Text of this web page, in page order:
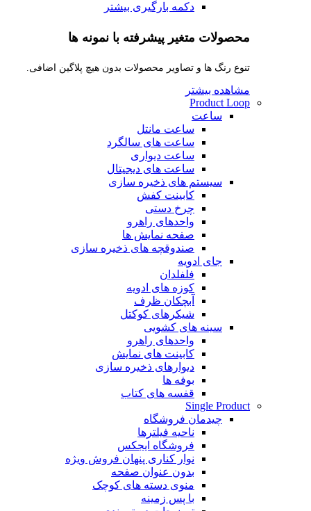
دکمه بارگیری بیشتر
محصولات متغیر پیشرفته با نمونه ها
تنوع رنگ ها و تصاویر محصولات بدون هیچ پلاگین اضافی.
مشاهده بیشتر
Product Loop
ساعت
ساعت مانتل
ساعت های سالگرد
ساعت دیواری
ساعت های دیجیتال
سیستم های ذخیره سازی
کابینت کفش
چرخ دستی
واحدهای راهرو
صفحه نمایش ها
صندوقچه های ذخیره سازی
جای ادویه
فلفلدان
کوزه های ادویه
آبچکان ظرف
شیکرهای کوکتل
سینه های کشویی
واحدهای راهرو
کابینت های نمایش
دیوارهای ذخیره سازی
بوفه ها
قفسه های کتاب
Single Product
چیدمان فروشگاه
ناحیه فیلترها
فروشگاه ایجکس
نوار کناری پنهان فروش ویژه
بدون عنوان صفحه
منوی دسته های کوچک
با پس زمینه